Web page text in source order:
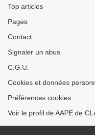
Top articles
Pages
Contact
Signaler un abus
C.G.U.
Cookies et données
Préférences cookies
Voir le profil de AAPE de